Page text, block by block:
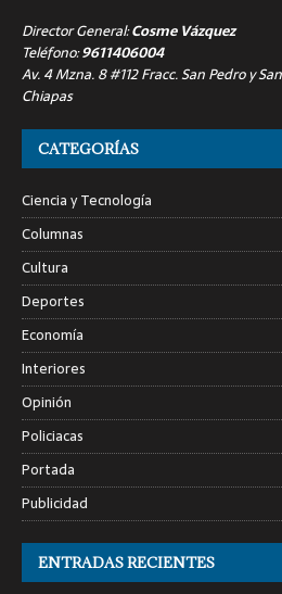
Director General:Cosme Vázquez
Teléfono:9611406004
Av. 4 Mzna. 8 #112 Fracc. San Pedro y
Chiapas
CATEGORÍAS
Ciencia y Tecnología
Columnas
Cultura
Deportes
Economía
Interiores
Opinión
Policiacas
Portada
Publicidad
ENTRADAS RECIENTES